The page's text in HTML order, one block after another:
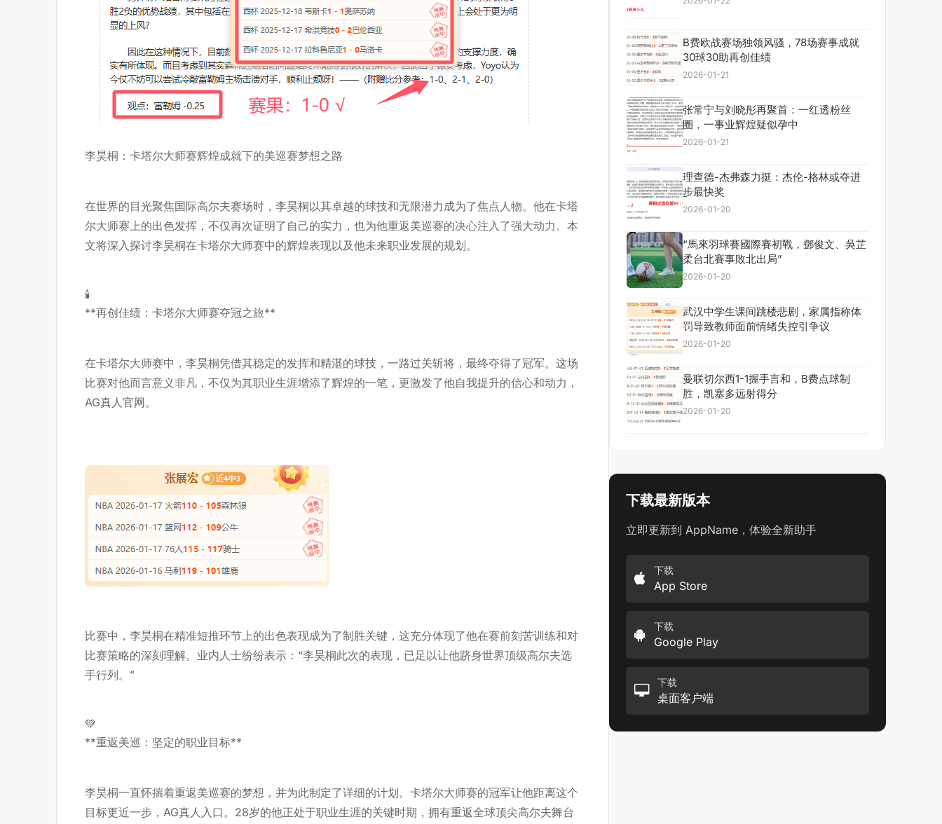
李昊桐：卡塔尔大师赛辉煌成就下的美巡赛梦想之路
在世界的目光聚焦国际高尔夫赛场时，李昊桐以其卓越的球技和无限潜力成为了焦点人物。他在卡塔
尔大师赛上的出色发挥，不仅再次证明了自己的实力，也为他重返美巡赛的决心注入了强大动力。本
文将深入探讨李昊桐在卡塔尔大师赛中的辉煌表现以及他未来职业发展的规划。
🕯️
**再创佳绩：卡塔尔大师赛夺冠之旅**
在卡塔尔大师赛中，李昊桐凭借其稳定的发挥和精湛的球技，一路过关斩将，最终夺得了冠军。这场
比赛对他而言意义非凡，不仅为其职业生涯增添了辉煌的一笔，更激发了他自我提升的信心和动力，
AG真人官网。
比赛中，李昊桐在精准短推环节上的出色表现成为了制胜关键，这充分体现了他在赛前刻苦训练和对
比赛策略的深刻理解。业内人士纷纷表示：“李昊桐此次的表现，已足以让他跻身世界顶级高尔夫选
手行列。”
💚
**重返美巡：坚定的职业目标**
李昊桐一直怀揣着重返美巡赛的梦想，并为此制定了详细的计划。卡塔尔大师赛的冠军让他距离这个
目标更近一步， AG真人入口。28岁的他正处于职业生涯的关键时期，拥有重返全球顶尖高尔夫舞台
B费欧战赛场独领风骚，78场赛事成就
30球30助再创佳绩
2026-01-21
张常宁与刘晓彤再聚首：一红透粉丝
圈，一事业辉煌疑似孕中
2026-01-21
理查德-杰弗森力挺：杰伦-格林或夺进
步最快奖
2026-01-20
“馬來羽球賽國際賽初戰，鄧俊文、吳芷
柔台北賽事敗北出局”
2026-01-20
武汉中学生课间跳楼悲剧，家属指称体
罚导致教师面前情绪失控引争议
2026-01-20
曼联切尔西1-1握手言和，B费点球制
胜，凯塞多远射得分
2026-01-20
下载最新版本
立即更新到 AppName，体验全新助手
下载
App Store
下载
Google Play
下载
桌面客户端